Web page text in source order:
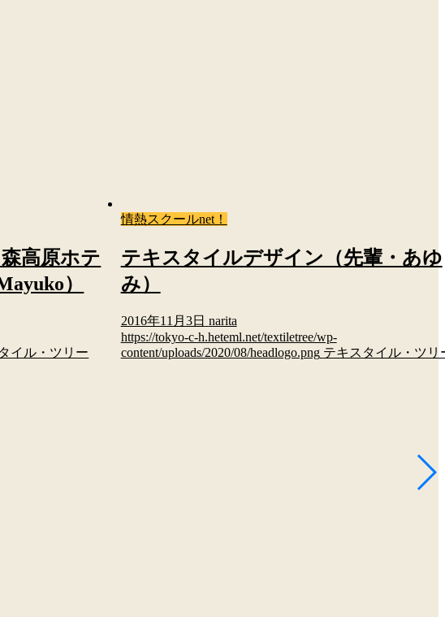
高原ホテ
）
イル・ツリー
情熱スクールnet！
テキスタイルデザイン（先輩・あゆ
み）
2016年11月3日 narita
https://tokyo-c-h.heteml.net/textiletree/wp-
content/uploads/2020/08/headlogo.png テキスタイル・ツリ